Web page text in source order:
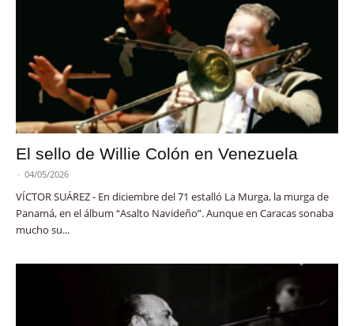
El sello de Willie Colón en Venezuela
- 04/05/2026
VÍCTOR SUÁREZ - En diciembre del 71 estalló La Murga, la murga de
Panamá, en el álbum “Asalto Navideño”. Aunque en Caracas sonaba
mucho su...